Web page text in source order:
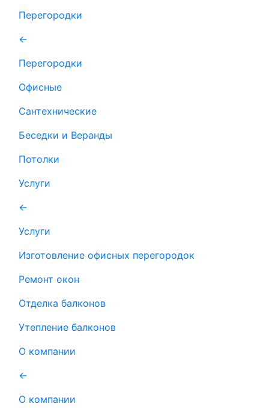
Перегородки
←
Перегородки
Офисные
Сантехнические
Беседки и Веранды
Потолки
Услуги
←
Услуги
Изготовление офисных перегородок
Ремонт окон
Отделка балконов
Утепление балконов
О компании
←
О компании